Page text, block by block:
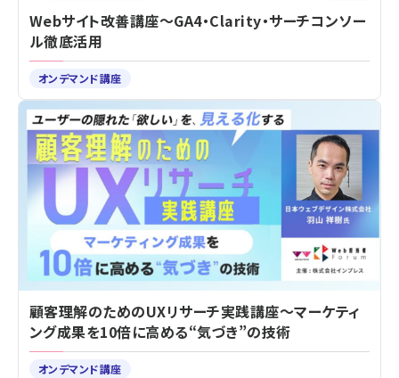
Webサイト改善講座～GA4・Clarity・サーチコンソー
ル徹底活用
オンデマンド講座
顧客理解のためのUXリサーチ実践講座～マーケティ
ング成果を10倍に高める“気づき”の技術
オンデマンド講座